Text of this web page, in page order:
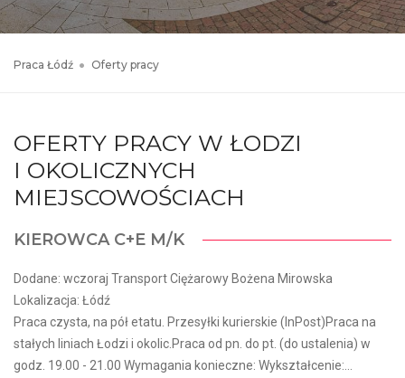
Praca Łódź Oferty pracy
OFERTY PRACY W ŁODZI
I OKOLICZNYCH
MIEJSCOWOŚCIACH
KIEROWCA C+E M/K
Dodane: wczoraj Transport Ciężarowy Bożena Mirowska
Lokalizacja: Łódź
Praca czysta, na pół etatu. Przesyłki kurierskie (InPost)Praca na
stałych liniach Łodzi i okolic.Praca od pn. do pt. (do ustalenia) w
godz. 19.00 - 21.00 Wymagania konieczne: Wykształcenie:...